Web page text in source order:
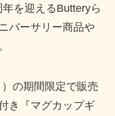
を迎えるButteryら
バーサリー商品や
の期間限定で販売
き『マグカップギ